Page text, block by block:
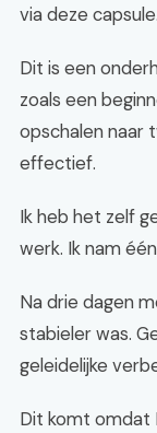
via deze capsule.
Dit is een
zoals een
opschalen naar
effectief.
Ik heb het zelf
werk. Ik nam
Na drie dagen
stabieler was.
geleidelijke
Dit komt